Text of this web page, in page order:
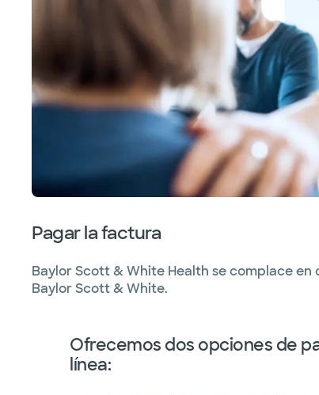
Cáncer de páncreas
Cancer de prostata
Cáncer de tejidos blandos
Cáncer de estómago
Cancer testicular
Pagar la factura
Baylor Scott & White Health se complace
Baylor Scott & White.
Ofrecemos dos opciones de
línea: